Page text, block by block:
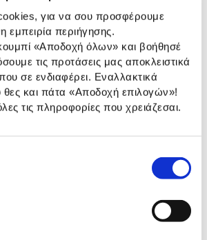
για να σου προσφέρουμε
περιήγησης.
«Αποδοχή όλων» και βοήθησέ
τις προτάσεις μας αποκλειστικά
σε ενδιαφέρει. Εναλλακτικά
και πάτα «Αποδοχή επιλογών»!
τις πληροφορίες που χρειάζεσαι.
όσοι είδαν το ίδιο